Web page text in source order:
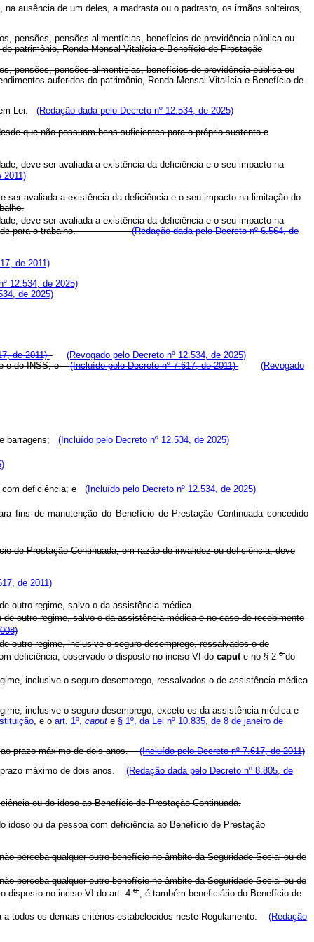
ausência de um deles, a madrasta ou o padrasto, os irmãos solteiros,
pensões, pensões alimentícias, benefícios de previdência pública ou
patrimônio, Renda Mensal Vitalícia e Benefício de Prestação
pensões, pensões alimentícias, benefícios de previdência pública ou
auferidos do patrimônio, Renda Mensal Vitalícia e Benefício de
Lei. (Redação dada pelo Decreto nº 12.534, de 2025)
que não possuam bens suficientes para o próprio sustento e
deve ser avaliada a existência da deficiência e o seu impacto na
2011)
avaliada a existência da deficiência e o seu impacto na limitação do
deve ser avaliada a existência da deficiência e o seu impacto na
para o trabalho.(Redação dada pelo Decreto nº 6.564, de
de 2011)
12.534, de 2025)
de 2025)
de 2011)
(Revogado pelo Decreto nº 12.534, de 2025)
e do INSS; e(Incluído pelo Decreto nº 7.617, de 2011) (Revogado
barragens; (Incluído pelo Decreto nº 12.534, de 2025)
com deficiência; e (Incluído pelo Decreto nº 12.534, de 2025)
fins de manutenção do Benefício de Prestação Continuada concedido
de Prestação Continuada, em razão de invalidez ou deficiência, deve
de 2011)
outro regime, salvo o da assistência médica.
outro regime, salvo o da assistência médica e no caso de recebimento
outro regime, inclusive o seguro-desemprego, ressalvados o de
deficiência, observado o disposto no inciso VI docapute no § 2odo
inclusive o seguro-desemprego, ressalvados o de assistência médica
inclusive o seguro-desemprego, exceto os da assistência médica e
, e o art. 1º, caput e § 1º, da Lei nº 10.835, de 8 de janeiro de
ao prazo máximo de dois anos.(Incluído pelo Decreto nº 7.617, de 2011)
prazo máximo de dois anos. (Redação dada pelo Decreto nº 8.805, de
ou do idoso ao Benefício de Prestação Continuada.
idoso ou da pessoa com deficiência ao Benefício de Prestação
perceba qualquer outro benefício no âmbito da Seguridade Social ou de
perceba qualquer outro benefício no âmbito da Seguridade Social ou de
o disposto no inciso VI do art. 4o, é também beneficiário do Benefício de
a todos os demais critérios estabelecidos neste Regulamento.(Redação